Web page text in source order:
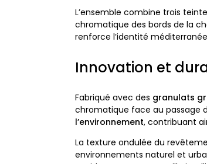
L’ensemble combine trois
chromatique des bords de la
renforce l’identité
Innovation et
Fabriqué avec des granulats
chromatique face au passage
l’environnement, contribuant
La texture ondulée du
environnements naturel et